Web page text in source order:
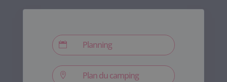
 Planning
 Plan du camping